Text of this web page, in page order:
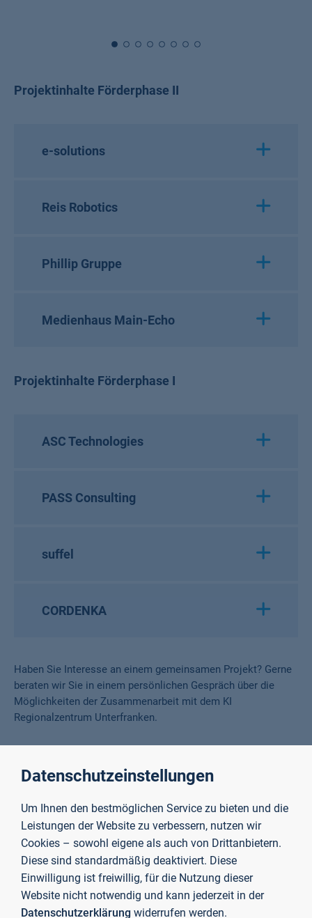
Projektinhalte Förderphase II
e-solutions
Reis Robotics
Phillip Gruppe
Medienhaus Main-Echo
Projektinhalte Förderphase I
ASC Technologies
PASS Consulting
suffel
CORDENKA
Haben Sie Interesse an einem gemeinsamen Projekt? Gerne
beraten wir Sie in einem persönlichen Gespräch über die
Möglichkeiten der Zusammenarbeit mit dem KI
Regionalzentrum Unterfranken.
Datenschutzeinstellungen
Um Ihnen den bestmöglichen Service zu bieten und die
Leistungen der Website zu verbessern, nutzen wir
Cookies – sowohl eigene als auch von Drittanbietern.
Diese sind standardmäßig deaktiviert. Diese
Einwilligung ist freiwillig, für die Nutzung dieser
Website nicht notwendig und kann jederzeit in der
Datenschutzerklärung widerrufen werden.